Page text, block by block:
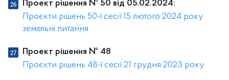
Проект рішення № 50 від 05.02.2024:
Проєкти рішень 50-ї сесії 15 лютого 2024 року
земельні питання
Проект рішення № 48
Проєкти рішень 48-ї сесії 21 грудня 2023 року